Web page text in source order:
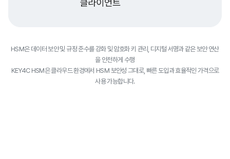
HSM은 데이터 보안 및 규정 준수를 강화 및 암호화 키 관리, 디지털 서명과 같은 보안 연산
을 안전하게 수행
KEY4C HSM은 클라우드 환경에서 HSM 보안성 그대로, 빠른 도입과 효율적인 가격으로
사용 가능합니다.